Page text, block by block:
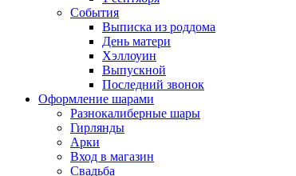
События
Выписка из роддома
День матери
Хэллоуин
Выпускной
Последний звонок
Оформление шарами
Разнокалиберные шары
Гирлянды
Арки
Вход в магазин
Свадьба